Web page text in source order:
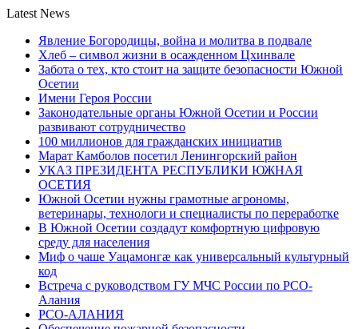
Latest News
Явление Богородицы, война и молитва в подвале
Хлеб – символ жизни в осажденном Цхинвале
Забота о тех, кто стоит на защите безопасности Южной
Осетии
Имени Героя России
Законодательные органы Южной Осетии и России
развивают сотрудничество
100 миллионов для гражданских инициатив
Марат Камболов посетил Ленингорский район
УКАЗ ПРЕЗИДЕНТА РЕСПУБЛИКИ ЮЖНАЯ
ОСЕТИЯ
Южной Осетии нужны грамотные агрономы,
ветеринары, технологи и специалисты по переработке
В Южной Осетии создадут комфортную цифровую
среду для населения
Миф о чаше Уацамонгæ как универсальный культурный
код
Встреча с руководством ГУ МЧС России по РСО-
Алания
РСО-АЛАНИЯ